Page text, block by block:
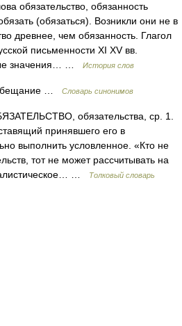
обязательство, обязанность
(обязаться). Возникли они не в
древнее, чем обязанность. Глагол
письменности XI XV вв.
значения… …
История слов
… Словарь синонимов
обязательства, ср. 1.
принявшего его в
выполнить условленное. «Кто не
тот не может рассчитывать на
…
Толковый словарь